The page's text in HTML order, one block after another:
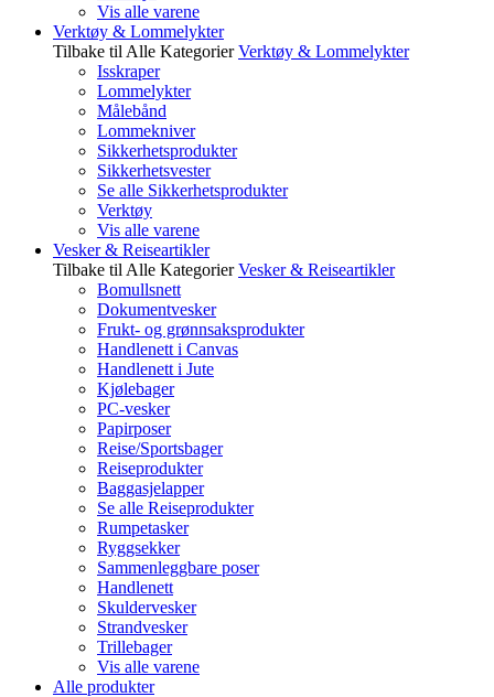
Vis alle varene
Verktøy & Lommelykter
Tilbake til Alle Kategorier Verktøy & Lommelykter
Isskraper
Lommelykter
Målebånd
Lommekniver
Sikkerhetsprodukter
Sikkerhetsvester
Se alle Sikkerhetsprodukter
Verktøy
Vis alle varene
Vesker & Reiseartikler
Tilbake til Alle Kategorier Vesker & Reiseartikler
Bomullsnett
Dokumentvesker
Frukt- og grønnsaksprodukter
Handlenett i Canvas
Handlenett i Jute
Kjølebager
PC-vesker
Papirposer
Reise/Sportsbager
Reiseprodukter
Baggasjelapper
Se alle Reiseprodukter
Rumpetasker
Ryggsekker
Sammenleggbare poser
Handlenett
Skuldervesker
Strandvesker
Trillebager
Vis alle varene
Alle produkter